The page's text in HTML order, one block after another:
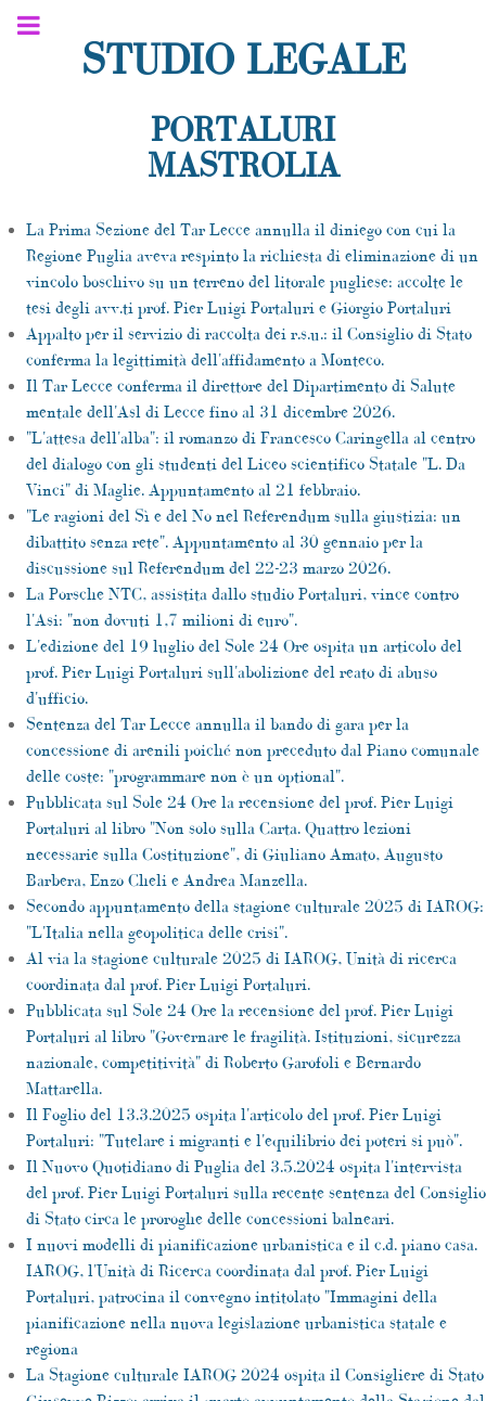
STUDIO LEGALE
PORTALURI
MASTROLIA
La Prima Sezione del Tar Lecce annulla il diniego con cui la
Regione Puglia aveva respinto la richiesta di eliminazione di un
vincolo boschivo su un terreno del litorale pugliese: accolte le
tesi degli avv.ti prof. Pier Luigi Portaluri e Giorgio Portaluri
Appalto per il servizio di raccolta dei r.s.u.: il Consiglio di Stato
conferma la legittimità dell'affidamento a Monteco.
Il Tar Lecce conferma il direttore del Dipartimento di Salute
mentale dell'Asl di Lecce fino al 31 dicembre 2026.
"L'attesa dell'alba": il romanzo di Francesco Caringella al centro
del dialogo con gli studenti del Liceo scientifico Statale "L. Da
Vinci" di Maglie. Appuntamento al 21 febbraio.
"Le ragioni del Sì e del No nel Referendum sulla giustizia: un
dibattito senza rete". Appuntamento al 30 gennaio per la
discussione sul Referendum del 22-23 marzo 2026.
La Porsche NTC, assistita dallo studio Portaluri, vince contro
l'Asi: "non dovuti 1,7 milioni di euro".
L'edizione del 19 luglio del Sole 24 Ore ospita un articolo del
prof. Pier Luigi Portaluri sull'abolizione del reato di abuso
d'ufficio.
Sentenza del Tar Lecce annulla il bando di gara per la
concessione di arenili poiché non preceduto dal Piano comunale
delle coste: "programmare non è un optional".
Pubblicata sul Sole 24 Ore la recensione del prof. Pier Luigi
Portaluri al libro "Non solo sulla Carta. Quattro lezioni
necessarie sulla Costituzione", di Giuliano Amato, Augusto
Barbera, Enzo Cheli e Andrea Manzella.
Secondo appuntamento della stagione culturale 2025 di IAROG:
"L'Italia nella geopolitica delle crisi".
Al via la stagione culturale 2025 di IAROG, Unità di ricerca
coordinata dal prof. Pier Luigi Portaluri.
Pubblicata sul Sole 24 Ore la recensione del prof. Pier Luigi
Portaluri al libro "Governare le fragilità. Istituzioni, sicurezza
nazionale, competitività" di Roberto Garofoli e Bernardo
Mattarella.
Il Foglio del 13.3.2025 ospita l'articolo del prof. Pier Luigi
Portaluri: "Tutelare i migranti e l'equilibrio dei poteri si può".
Il Nuovo Quotidiano di Puglia del 3.5.2024 ospita l'intervista
del prof. Pier Luigi Portaluri sulla recente sentenza del Consiglio
di Stato circa le proroghe delle concessioni balneari.
I nuovi modelli di pianificazione urbanistica e il c.d. piano casa.
IAROG, l'Unità di Ricerca coordinata dal prof. Pier Luigi
Portaluri, patrocina il convegno intitolato "Immagini della
pianificazione nella nuova legislazione urbanistica statale e
regiona
La Stagione culturale IAROG 2024 ospita il Consigliere di Stato